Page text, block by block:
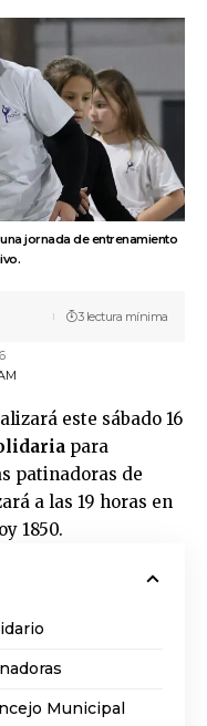
jornada de entrenamiento
3 lectura mínima
este sábado 16
para
patinadoras de
a las 19 horas en
1850.
Municipal